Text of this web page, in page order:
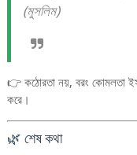
(মুসলিম)
👉 কঠোরতা নয়, বরং কোমলতা
করে।
🌿 শেষ কথা